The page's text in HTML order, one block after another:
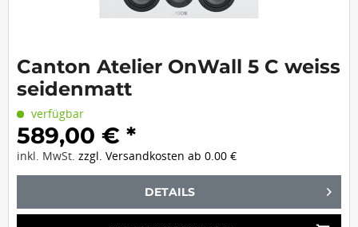
Canton Atelier OnWall 5 C weiss
seidenmatt
verfügbar
589,00 € *
inkl. MwSt.zzgl. Versandkosten ab 0.00 €
DETAILS